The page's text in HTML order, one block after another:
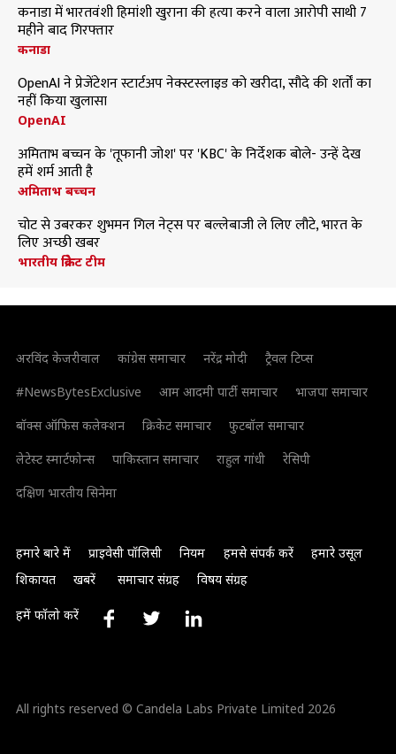
कनाडा में भारतवंशी हिमांशी खुराना की हत्या करने वाला आरोपी साथी 7
महीने बाद गिरफ्तार
कनाडा
OpenAI ने प्रेजेंटेशन स्टार्टअप नेक्स्टस्लाइड को खरीदा, सौदे की शर्तों का
नहीं किया खुलासा
OpenAI
अमिताभ बच्चन के 'तूफानी जोश' पर 'KBC' के निर्देशक बोले- उन्हें देख
हमें शर्म आती है
अमिताभ बच्चन
चोट से उबरकर शुभमन गिल नेट्स पर बल्लेबाजी ले लिए लौटे, भारत के
लिए अच्छी खबर
भारतीय क्रिकेट टीम
अरविंद केजरीवाल कांग्रेस समाचार नरेंद्र मोदी
ट्रैवल टिप्स
#NewsBytesExclusive
आम आदमी पार्टी समाचार
भाजपा समाचार
बॉक्स ऑफिस कलेक्शन
क्रिकेट समाचार
फुटबॉल समाचार
लेटेस्ट स्मार्टफोन्स
पाकिस्तान समाचार राहुल गांधी
रेसिपी
दक्षिण भारतीय सिनेमा
हमारे बारे में प्राइवेसी पॉलिसी नियम हमसे संपर्क करें
हमारे उसूल
शिकायत
खबरें समाचार संग्रह विषय संग्रह
हमें फॉलो करें
All rights reserved © Candela Labs Private Limited 2026